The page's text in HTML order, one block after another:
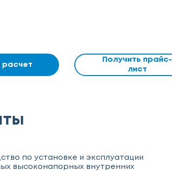
расчет
Получить прайс-
лист
по установке и эксплуатации
высоконапорных внутренних